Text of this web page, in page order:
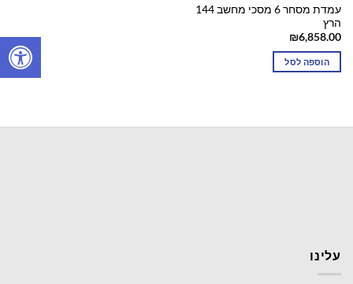
עמדת מסחר 6 מסכי מחשב 144
הרץ
₪6,858.00
הוספה לסל
עלינו